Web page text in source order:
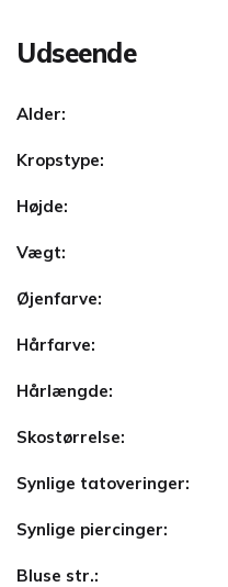
Udseende
Alder:
Kropstype:
Højde:
Vægt:
Øjenfarve:
Hårfarve:
Hårlængde:
Skostørrelse:
Synlige tatoveringer:
Synlige piercinger:
Bluse str.: